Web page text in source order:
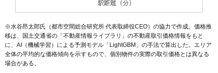
相場 3,040万円～3,340万円
(66.1万円/㎡~72.6万円/㎡)
マンションナビで
※水谷昂太郎氏（都市空間総合研究所 代表取締役CEO）の協力で作成。価格推
移は、国土交通省の「不動産情報ライブラリ 」の不動産取引価格情報をもと
に、AI（機械学習）による予測モデル「LightGBM」の手法で算出した。エリア
全体の平均的な価格傾向を示すもので、個別物件の実際の取引価格とは異なる
場合がある。